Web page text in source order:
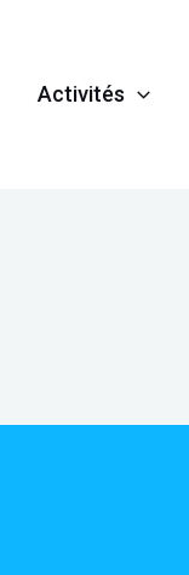
Activités